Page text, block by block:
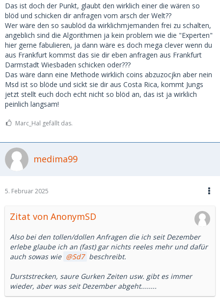
Das ist doch der Punkt, glaubt den wirklich einer die wären so
blöd und schicken dir anfragen vom arsch der Welt??
Wer wäre den so saublöd da wirklichmjemanden frei zu schalten,
angeblich sind die Algorithmen ja kein problem wie die "Experten"
hier gerne fabulieren, ja dann wäre es doch mega clever wenn du
aus Frankfurt kommst das sie dir eben anfragen aus Frankfurt
Darmstadt Wiesbaden schicken oder???
Das wäre dann eine Methode wirklich coins abzuzocjkn aber nein
Msd ist so blöde und sickt sie dir aus Costa Rica, kommt Jungs
jetzt stellt euch doch echt nicht so blöd an, das ist ja wirklich
peinlich langsam!
Marc_Hal gefällt das.
medima99
5. Februar 2025
Zitat von AnonymSD
Also bei den tollen/dollen Anfragen die ich seit Dezember
erlebe glaube ich an (fast) gar nichts reeles mehr und dafür
auch sowas wie
Sd7 beschreibt.
Durststrecken, saure Gurken Zeiten usw. gibt es immer
wieder, aber was seit Dezember abgeht........